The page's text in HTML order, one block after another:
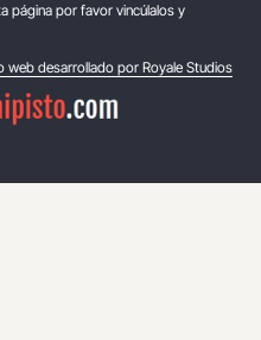
página por favor vincúlalos y
web desarrollado por Royale Studios